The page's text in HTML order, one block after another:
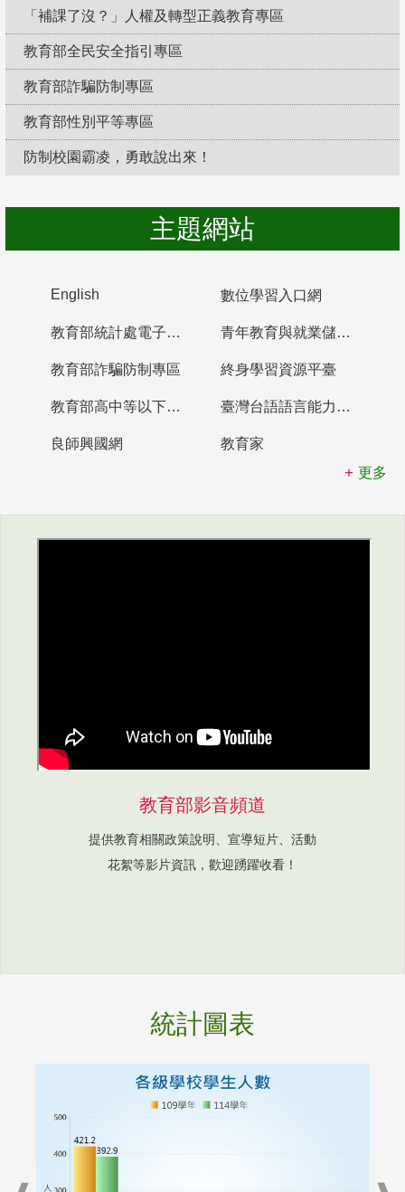
「補課了沒？」人權及轉型正義教育專區
教育部全民安全指引專區
教育部詐騙防制專區
教育部性別平等專區
防制校園霸凌，勇敢說出來！
主題網站
English 數位學習入口網
教育部統計處電子書櫃 青年教育與就業儲蓄帳戶
教育部詐騙防制專區 終身學習資源平臺
教育部高中等以下學校及幼兒園教師資格檢定考試 臺灣台語語言能力認證網站
良師興國網
教育家
更多
教育部影音頻道
提供教育相關政策說明、宣導短片、活動
花絮等影片資訊，歡迎踴躍收看！
統計圖表